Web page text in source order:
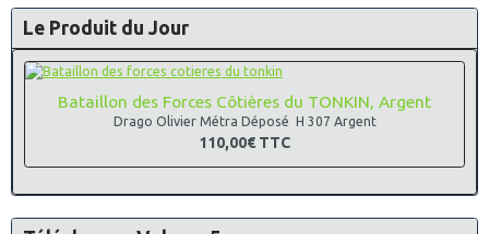
Le Produit du Jour
Bataillon des Forces Côtières du TONKIN, Argent
Drago Olivier Métra Déposé H 307 Argent
110,00€ TTC